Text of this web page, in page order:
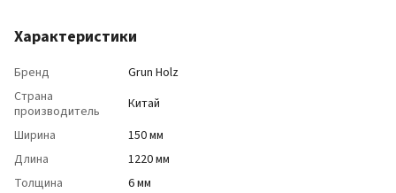
Характеристики
Бренд
Grun Holz
Страна
производитель
Китай
Ширина
150 мм
Длина
1220 мм
Толщина
6 мм